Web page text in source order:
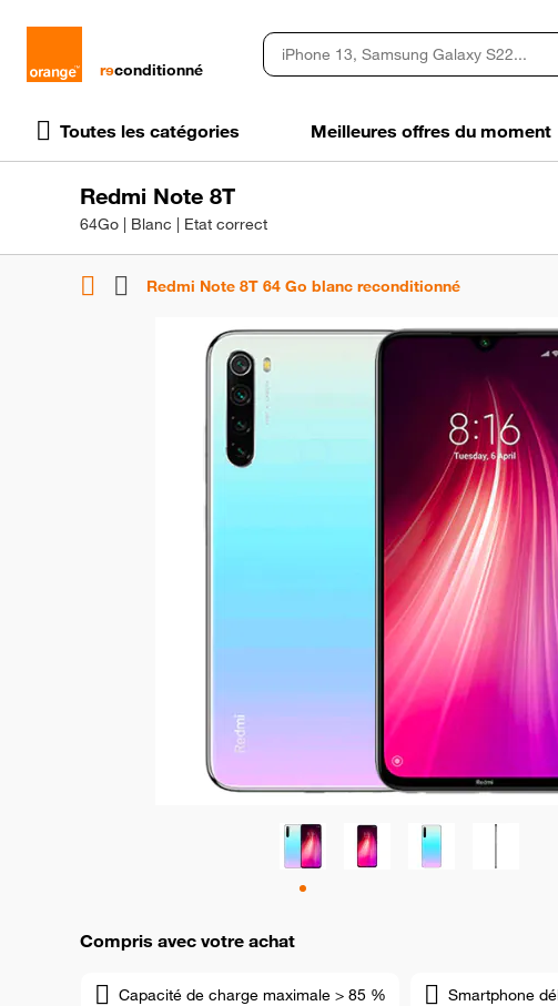
rɘconditionné
Toutes les catégories Meilleures offres du moment
Redmi Note 8T
64Go | Blanc | Etat correct
Redmi Note 8T 64 Go blanc reconditionné
Compris avec votre achat
Capacité de charge maximale > 85 % Smartphone